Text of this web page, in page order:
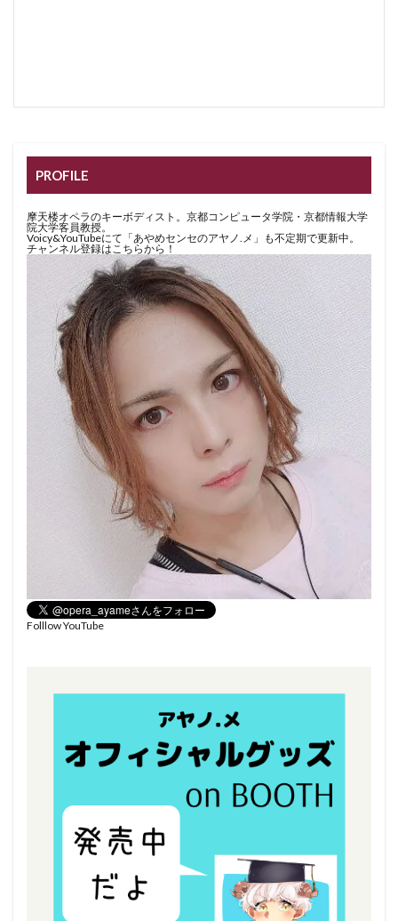
PROFILE
摩天楼オペラのキーボディスト。京都コンピュータ学院・京都情報大学
院大学客員教授。
Voicy&YouTubeにて「あやめセンセのアヤノ.メ」も不定期で更新中。
チャンネル登録はこちらから！
Folllow YouTube